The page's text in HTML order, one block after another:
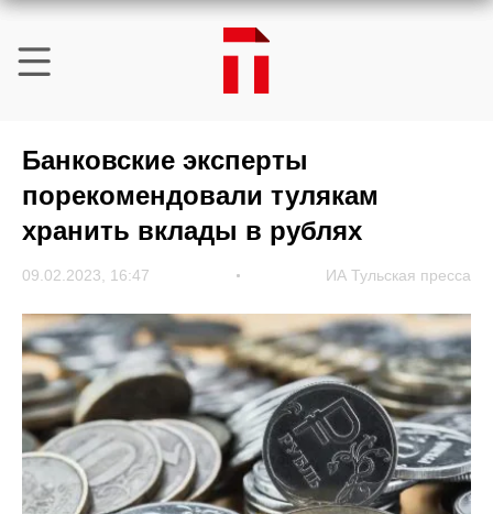
Банковские эксперты
порекомендовали тулякам
хранить вклады в рублях
09.02.2023, 16:47 ИА Тульская пресса